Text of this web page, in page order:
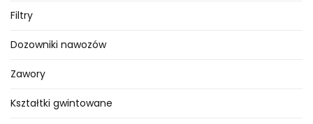
Filtry
Dozowniki nawozów
Zawory
Kształtki gwintowane